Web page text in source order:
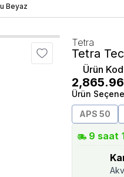
Beyaz
Tetra
Tetra
Ürün
2,865.96
Ürün
APS 50
9 saat